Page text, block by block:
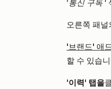
'통신 구독 '
오른쪽 패널
'브랜드' 애
할 수 있습
'이력' 탭을